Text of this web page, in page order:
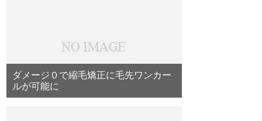
ダメージ０で縮毛矯正に毛先ワンカー
ルが可能に